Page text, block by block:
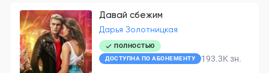
Давай сбежим
Дарья Золотницкая
ПОЛНОСТЬЮ
ДОСТУПНА ПО АБОНЕМЕНТУ
193.3K зн.